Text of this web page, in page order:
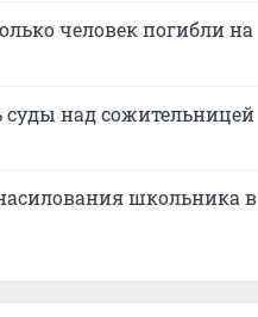
человек погибли на
над сожительницей
школьника в